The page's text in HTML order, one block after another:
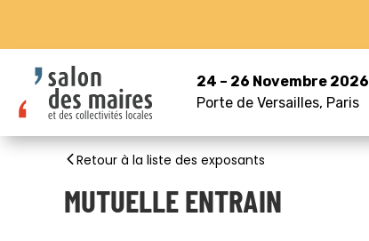
24 – 26 Novembre 2026
Porte de Versailles, Paris
Retour à la liste des exposants
MUTUELLE ENTRAIN